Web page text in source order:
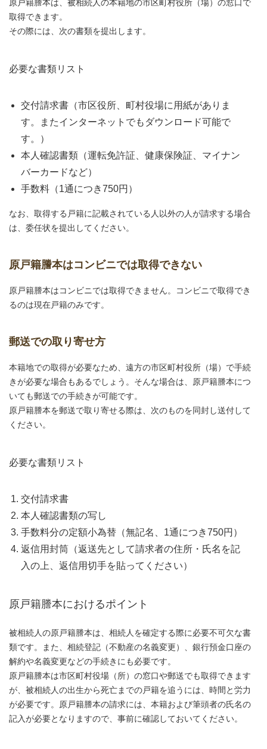
原戸籍謄本は、被相続人の本籍地の市区町村役所（場）の窓口で
取得できます。
その際には、次の書類を提出します。
必要な書類リスト
交付請求書（市区役所、町村役場に用紙がありま
す。またインターネットでもダウンロード可能で
す。）
本人確認書類（運転免許証、健康保険証、マイナン
バーカードなど）
手数料（1通につき750円）
なお、取得する戸籍に記載されている人以外の人が請求する場合
は、委任状を提出してください。
原戸籍謄本はコンビニでは取得できない
原戸籍謄本はコンビニでは取得できません。コンビニで取得でき
るのは現在戸籍のみです。
郵送での取り寄せ方
本籍地での取得が必要なため、遠方の市区町村役所（場）で手続
きが必要な場合もあるでしょう。そんな場合は、原戸籍謄本につ
いても郵送での手続きが可能です。
原戸籍謄本を郵送で取り寄せる際は、次のものを同封し送付して
ください。
必要な書類リスト
交付請求書
本人確認書類の写し
手数料分の定額小為替（無記名、1通につき750円）
返信用封筒（返送先として請求者の住所・氏名を記
入の上、返信用切手を貼ってください）
原戸籍謄本におけるポイント
被相続人の原戸籍謄本は、相続人を確定する際に必要不可欠な書
類です。また、相続登記（不動産の名義変更）、銀行預金口座の
解約や名義変更などの手続きにも必要です。
原戸籍謄本は市区町村役場（所）の窓口や郵送でも取得できます
が、被相続人の出生から死亡までの戸籍を追うには、時間と労力
が必要です。原戸籍謄本の請求には、本籍および筆頭者の氏名の
記入が必要となりますので、事前に確認しておいてください。